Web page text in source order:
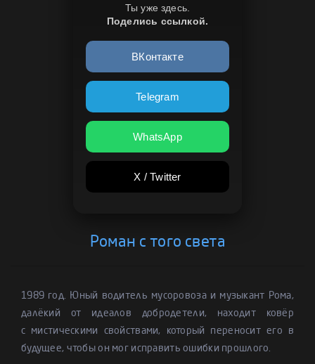
Ты уже здесь.
Поделись ссылкой.
ВКонтакте
Telegram
WhatsApp
X / Twitter
Роман с того света
1989 год. Юный водитель мусоровоза и музыкант Рома,
далёкий от идеалов добродетели, находит ковёр
с мистическими свойствами, который переносит его в
будущее, чтобы он мог исправить ошибки прошлого.